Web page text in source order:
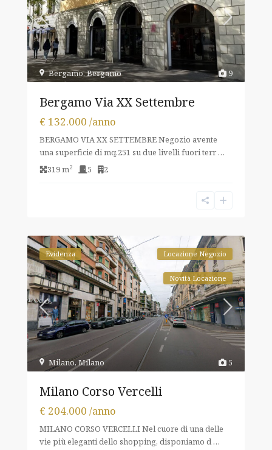
9
Bergamo,Bergamo
Bergamo Via XX Settembre
€ 132.000/anno
BERGAMO VIA XX SETTEMBRE Negozio avente
una superficie di mq.251 su due livelli fuori terr …
319 m2 5 2
5
Milano,Milano
Evidenza Locazione Negozio
Novità Locazione
Milano Corso Vercelli
€ 204.000/anno
MILANO CORSO VERCELLI Nel cuore di una delle
vie più eleganti dello shopping, disponiamo d …